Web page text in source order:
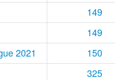
149
149
2021
150
325